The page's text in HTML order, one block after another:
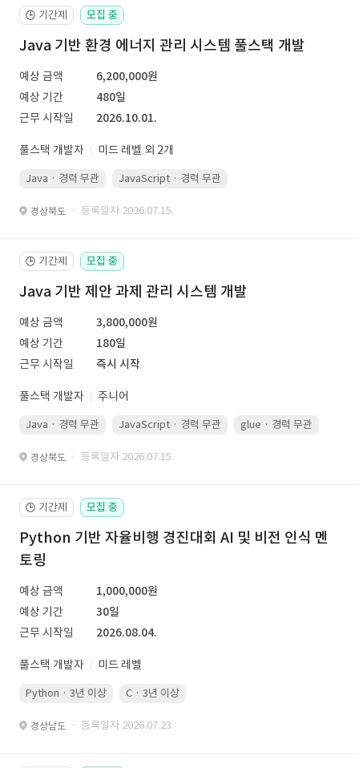
🕒 기간제 모집 중
Java 기반 환경 에너지 관리 시스템 풀스택 개발
예상 금액
6,200,000원
예상 기간
480일
근무 시작일
2026.10.01.
풀스택 개발자 미드 레벨 외 2개
Java · 경력 무관 JavaScript · 경력 무관
경상북도 · 등록일자 2026.07.15.
🕒 기간제 모집 중
Java 기반 제안 과제 관리 시스템 개발
예상 금액
3,800,000원
예상 기간
180일
근무 시작일
즉시 시작
풀스택 개발자 주니어
Java · 경력 무관 JavaScript · 경력 무관 glue · 경력 무관
경상북도 · 등록일자 2026.07.15.
🕒 기간제 모집 중
Python 기반 자율비행 경진대회 AI 및 비전 인식 멘
토링
예상 금액
1,000,000원
예상 기간
30일
근무 시작일
2026.08.04.
풀스택 개발자 미드 레벨
Python · 3년 이상 C · 3년 이상
경상남도 · 등록일자 2026.07.23.